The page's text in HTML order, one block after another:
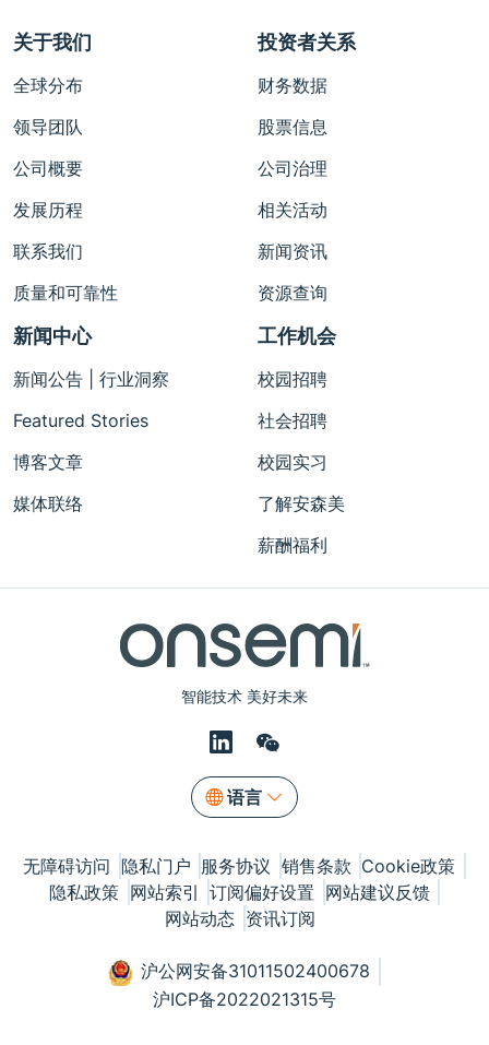
智能技术 美好未来
语言
关于我们
全球分布
领导团队
公司概要
发展历程
联系我们
质量和可靠性
投资者关系
财务数据
股票信息
公司治理
相关活动
新闻资讯
资源查询
新闻中心
新闻公告 | 行业洞察
Featured Stories
博客文章
媒体联络
工作机会
校园招聘
社会招聘
校园实习
了解安森美
薪酬福利
无障碍访问 隐私门户 服务协议 销售条款 Cookie政策
隐私政策 网站索引 订阅偏好设置 网站建议反馈
网站动态 资讯订阅
沪公网安备31011502400678
沪ICP备2022021315号